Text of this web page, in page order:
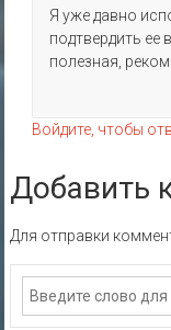
Я уже давно
подтвердить ее
полезная,
Войдите, чтобы
Добавить
Для отправки